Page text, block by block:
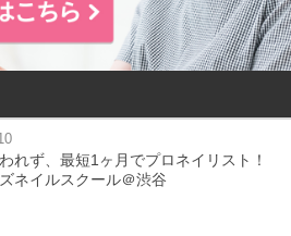
れず、最短1ヶ月でプロネイリスト！
ネイルスクール＠渋谷